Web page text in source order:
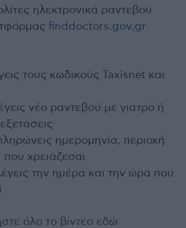
ηλεκτρονικά ραντεβού
finddoctors.gov.gr
τους κωδικούς Taxisnet και
νέο ραντεβού με γιατρό ή
ημερομηνία, περιοχή
που χρειάζεσαι
την ημέρα και την ώρα που
όλο το βίντεο εδώ